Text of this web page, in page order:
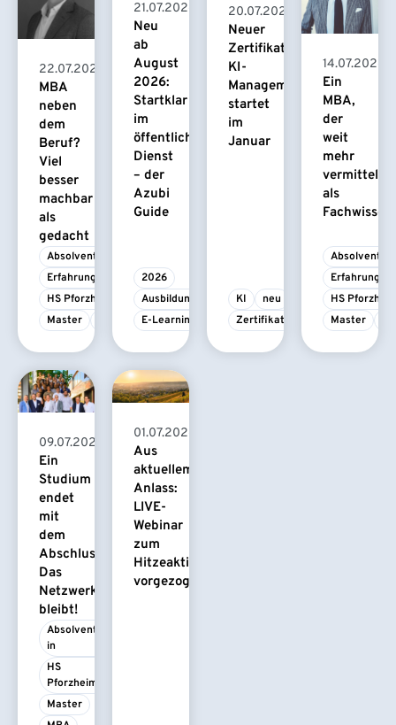
22.07.2026
MBA
neben
dem
Beruf?
Viel
besser
machbar
als
gedacht
Absolvent/-in
Erfahrungsbericht
HS Pforzheim
Master
21.07.2026
Neu
ab
August
2026:
Startklar
im
öffentlichen
Dienst
– der
Azubi
Guide
2026
Ausbildung
E-Learning
20.07.2026
Neuer
Zertifikatskurs
KI-
Management
startet
im
Januar
KI
neu
Zertifikatskurs
14.07.2026
Ein
MBA,
der
weit
mehr
vermittelt
als
Fachwissen
Absolvent/-
HS
Master
09.07.2026
Ein
Studium
endet
mit
dem
Abschluss.
Das
Netzwerk
bleibt!
Absolvent/-
in
HS
Pforzheim
Master
01.07.2026
Aus
aktuellem
Anlass:
LIVE-
Webinar
zum
Hitzeaktionsplan
vorgezogen